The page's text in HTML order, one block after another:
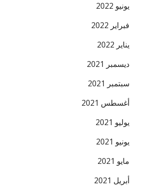
يونيو 2022
فبراير 2022
يناير 2022
ديسمبر 2021
سبتمبر 2021
أغسطس 2021
يوليو 2021
يونيو 2021
مايو 2021
أبريل 2021